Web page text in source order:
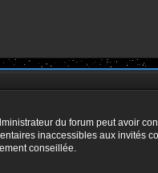
du forum peut avoir
inaccessibles aux invités
conseillée.